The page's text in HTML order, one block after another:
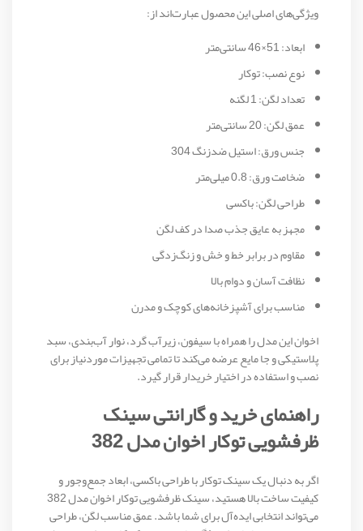
ویژگی‌های اصلی این محصول عبارت‌اند از:
ابعاد: 51×46 سانتی‌متر
نوع نصب: توکار
تعداد لگن: 1 لگنه
عمق لگن: 20 سانتی‌متر
جنس ورق: استیل ضدزنگ 304
ضخامت ورق: 0.8 میلی‌متر
طراحی لگن: باکسی
مجهز به عایق جذب صدا در کف لگن
مقاوم در برابر خط و خش و زنگ‌زدگی
نظافت آسان و دوام بالا
مناسب برای آشپزخانه‌های کوچک و مدرن
اخوان این مدل را همراه با سیفون، زیرآب گرد، نوار آب‌بندی، سبد
پلاستیکی و جا مایع عرضه می‌کند تا تمامی تجهیزات موردنیاز برای
نصب و استفاده در اختیار خریدار قرار گیرد.
راهنمای خرید و گارانتی سینک
ظرفشویی توکار اخوان مدل 382
اگر به دنبال یک سینک توکار با طراحی باکسی، ابعاد جمع‌وجور و
کیفیت ساخت بالا هستید، سینک ظرفشویی توکار اخوان مدل 382
می‌تواند انتخابی ایده‌آل برای شما باشد. عمق مناسب لگن، طراحی